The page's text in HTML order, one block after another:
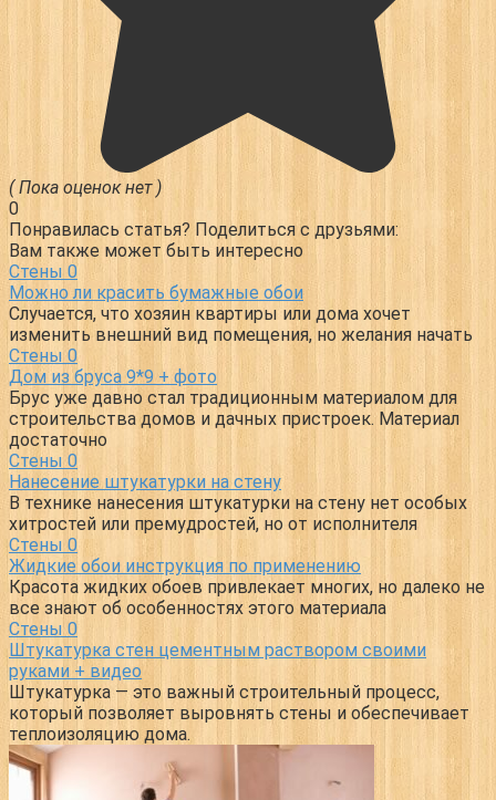
( Пока оценок нет )
0
Понравилась статья? Поделиться с друзьями:
Вам также может быть интересно
Стены 0
Можно ли красить бумажные обои
Случается, что хозяин квартиры или дома хочет
изменить внешний вид помещения, но желания начать
Стены 0
Дом из бруса 9*9 + фото
Брус уже давно стал традиционным материалом для
строительства домов и дачных пристроек. Материал
достаточно
Стены 0
Нанесение штукатурки на стену
В технике нанесения штукатурки на стену нет особых
хитростей или премудростей, но от исполнителя
Стены 0
Жидкие обои инструкция по применению
Красота жидких обоев привлекает многих, но далеко не
все знают об особенностях этого материала
Стены 0
Штукатурка стен цементным раствором своими
руками + видео
Штукатурка — это важный строительный процесс,
который позволяет выровнять стены и обеспечивает
теплоизоляцию дома.